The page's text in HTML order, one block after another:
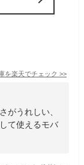
を楽天でチェック >>
がうれしい、
て使えるモバ